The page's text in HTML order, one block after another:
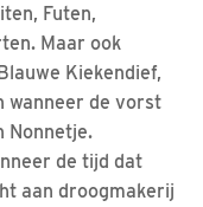
Futen,
Maar ook
Kiekendief,
wanneer de vorst
Nonnetje.
de tijd dat
aan droogmakerij